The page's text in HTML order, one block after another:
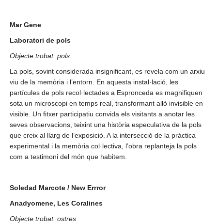
Mar Gene
Laboratori de pols
Objecte trobat: pols
La pols, sovint considerada insignificant, es revela com un arxiu
viu de la memòria i l’entorn. En aquesta instal·lació, les
partícules de pols recol·lectades a Espronceda es magnifiquen
sota un microscopi en temps real, transformant allò invisible en
visible. Un fitxer participatiu convida els visitants a anotar les
seves observacions, teixint una història especulativa de la pols
que creix al llarg de l’exposició. A la intersecció de la pràctica
experimental i la memòria col·lectiva, l’obra replanteja la pols
com a testimoni del món que habitem.
Soledad Marcote / New Errror
Anadyomene, Les Coralines
Objecte trobat: ostres